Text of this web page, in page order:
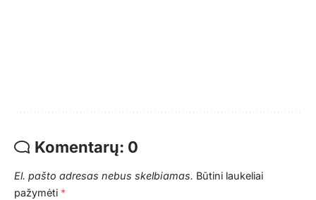
Komentarų: 0
El. pašto adresas nebus skelbiamas. Būtini laukeliai
pažymėti *